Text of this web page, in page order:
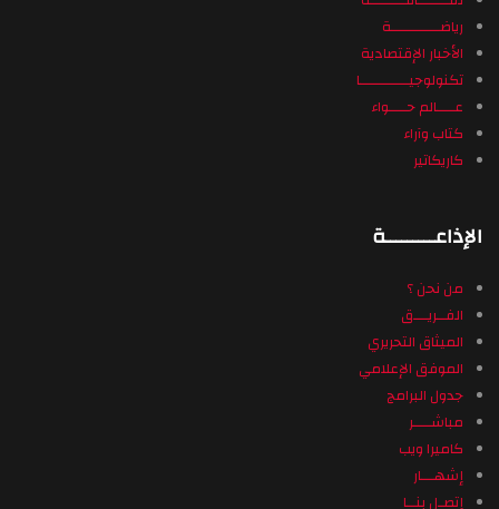
رياضـــــــــــة
الأخبار الإقتصادية
تكنولوجيـــــــــــا
عــــالم حــــواء
كتاب وآراء
كاريكاتير
الإذاعـــــــــة
من نحن ؟
الفــريـــق
الميثاق التحريري
الموفق الإعلامي
جدول البرامج
مباشــــر
كاميرا ويب
إشهـــار
إتصـل بنــا